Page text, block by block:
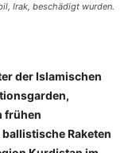
Irak, beschädigt wurden.
der Islamischen
frühen
Raketen